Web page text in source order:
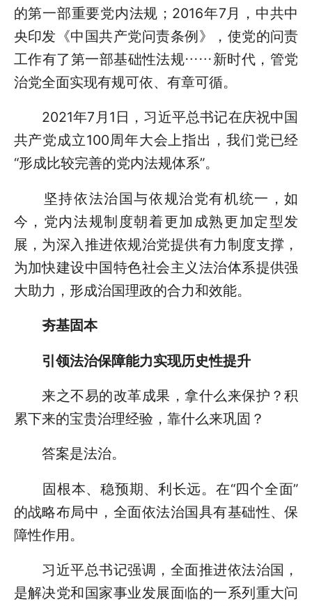
的第一部重要党内法规；2016年7月，中共中
央印发《中国共产党问责条例》，使党的问责
工作有了第一部基础性法规……新时代，管党
治党全面实现有规可依、有章可循。
2021年7月1日，习近平总书记在庆祝中国
共产党成立100周年大会上指出，我们党已经
“形成比较完善的党内法规体系”。
坚持依法治国与依规治党有机统一，如
今，党内法规制度朝着更加成熟更加定型发
展，为深入推进依规治党提供有力制度支撑，
为加快建设中国特色社会主义法治体系提供强
大助力，形成治国理政的合力和效能。
夯基固本
引领法治保障能力实现历史性提升
来之不易的改革成果，拿什么来保护？积
累下来的宝贵治理经验，靠什么来巩固？
答案是法治。
固根本、稳预期、利长远。在“四个全面”
的战略布局中，全面依法治国具有基础性、保
障性作用。
习近平总书记强调，全面推进依法治国，
是解决党和国家事业发展面临的一系列重大问